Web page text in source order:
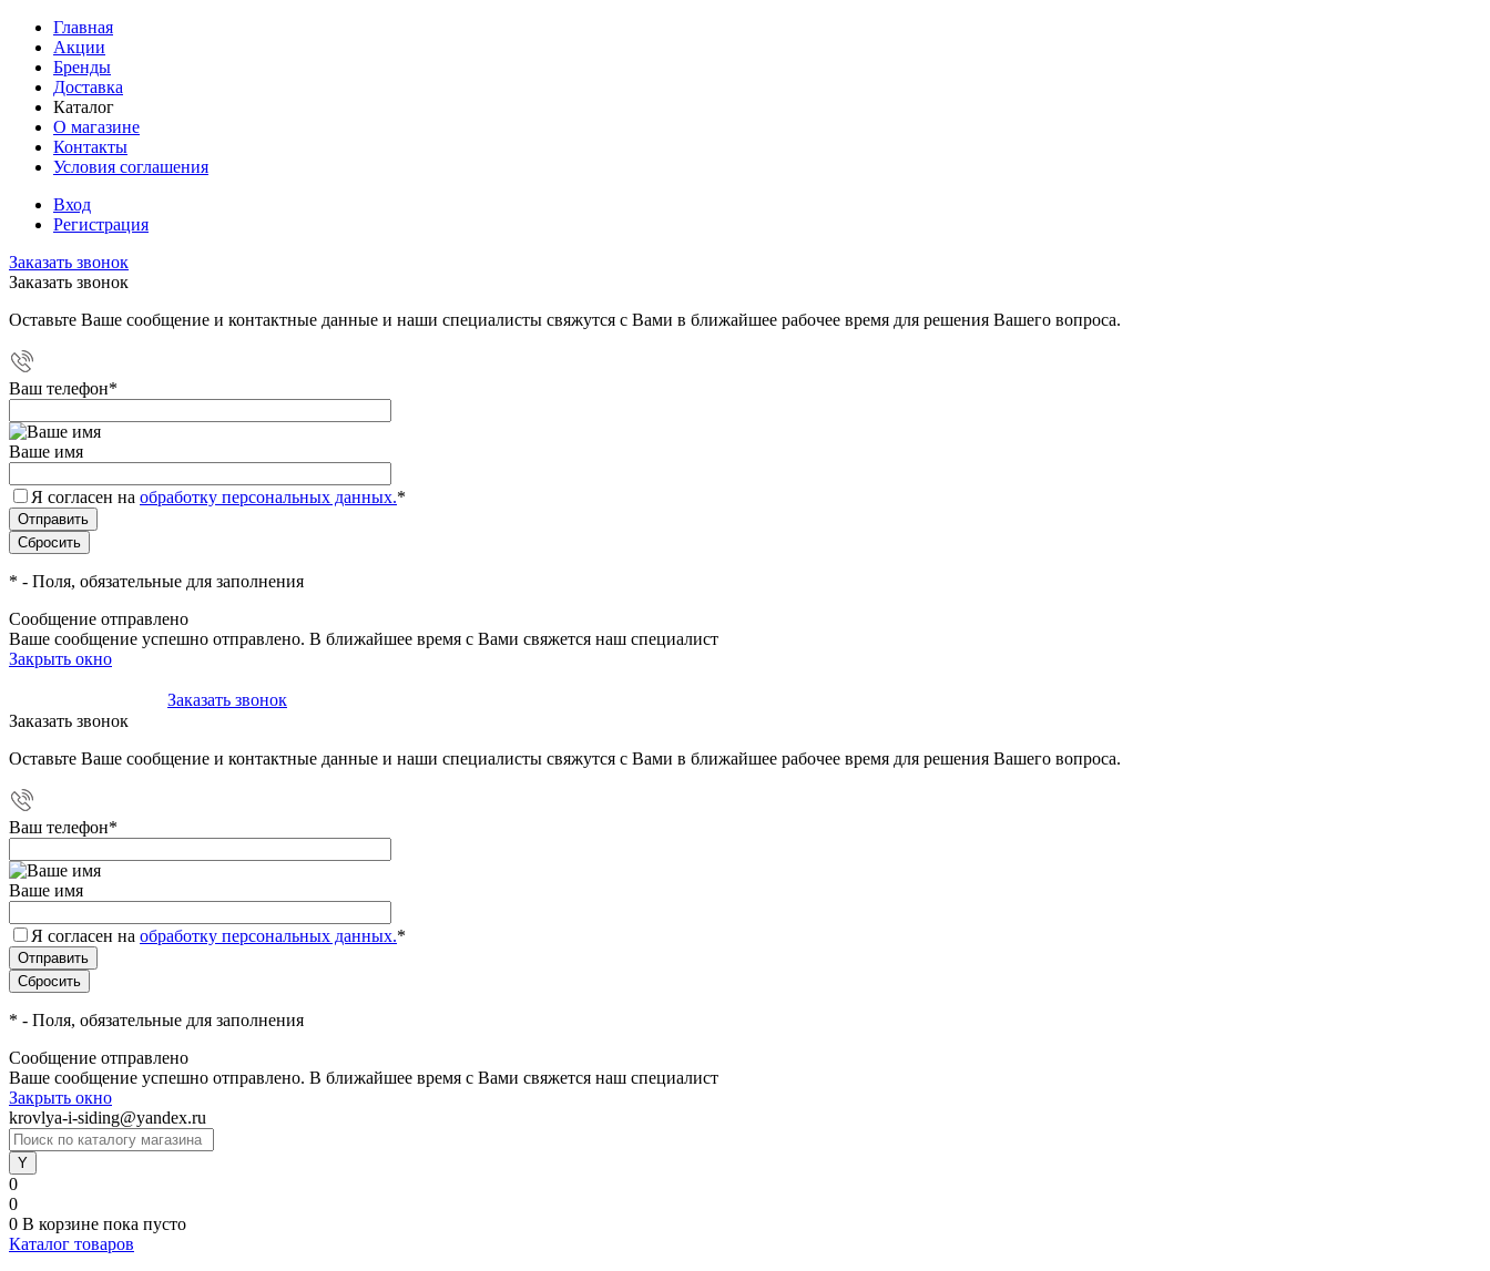
Главная
Акции
Бренды
Доставка
Каталог
О магазине
Контакты
Условия соглашения
Вход
Регистрация
Заказать звонок
Заказать звонок
Оставьте Ваше сообщение и контактные данные и наши специалисты свяжутся с Вами в ближайшее рабочее время для решения Вашего вопроса.
Ваш телефон*
Ваше имя
Я согласен на обработку персональных данных.*
* - Поля, обязательные для заполнения
Сообщение отправлено
Ваше сообщение успешно отправлено. В ближайшее время с Вами свяжется наш специалист
Закрыть окно
Заказать звонок
Заказать звонок
Оставьте Ваше сообщение и контактные данные и наши специалисты свяжутся с Вами в ближайшее рабочее время для решения Вашего вопроса.
Ваш телефон*
Ваше имя
Я согласен на обработку персональных данных.*
* - Поля, обязательные для заполнения
Сообщение отправлено
Ваше сообщение успешно отправлено. В ближайшее время с Вами свяжется наш специалист
Закрыть окно
krovlya-i-siding@yandex.ru
0
0
0 В корзине пока пусто
Каталог товаров